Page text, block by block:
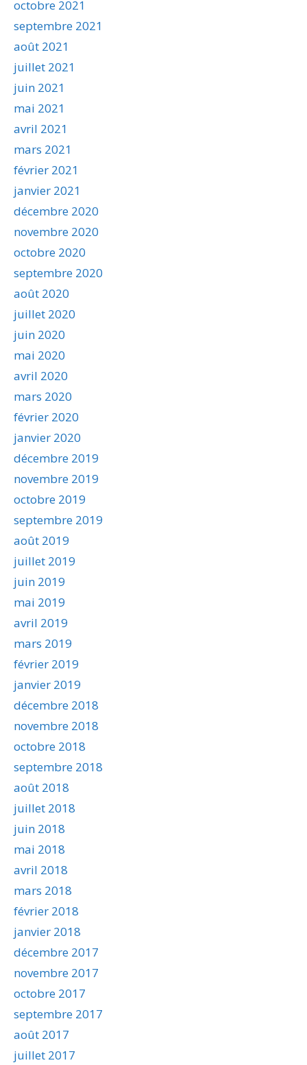
octobre 2021
septembre 2021
août 2021
juillet 2021
juin 2021
mai 2021
avril 2021
mars 2021
février 2021
janvier 2021
décembre 2020
novembre 2020
octobre 2020
septembre 2020
août 2020
juillet 2020
juin 2020
mai 2020
avril 2020
mars 2020
février 2020
janvier 2020
décembre 2019
novembre 2019
octobre 2019
septembre 2019
août 2019
juillet 2019
juin 2019
mai 2019
avril 2019
mars 2019
février 2019
janvier 2019
décembre 2018
novembre 2018
octobre 2018
septembre 2018
août 2018
juillet 2018
juin 2018
mai 2018
avril 2018
mars 2018
février 2018
janvier 2018
décembre 2017
novembre 2017
octobre 2017
septembre 2017
août 2017
juillet 2017